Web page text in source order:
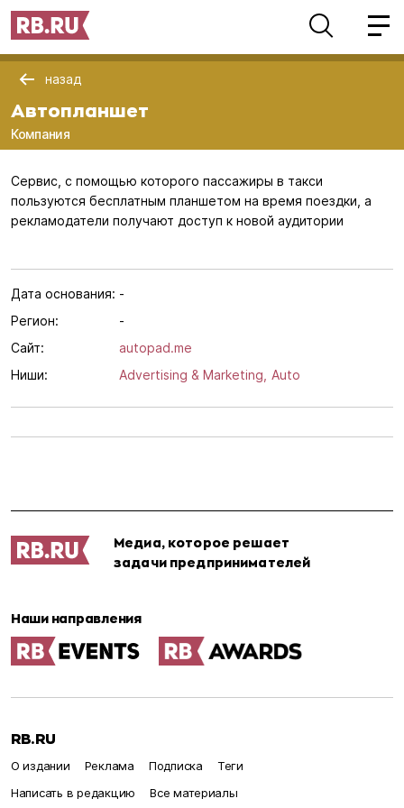
назад
Автопланшет
Компания
Сервис, с помощью которого пассажиры в такси
пользуются бесплатным планшетом на время поездки, а
рекламодатели получают доступ к новой аудитории
Дата основания: -
Регион:
-
Сайт:
autopad.me
Ниши:
Advertising & Marketing, Auto
Медиа, которое решает
задачи предпринимателей
Наши направления
RB.RU
О издании Реклама Подписка
Теги
Написать в редакцию
Все материалы